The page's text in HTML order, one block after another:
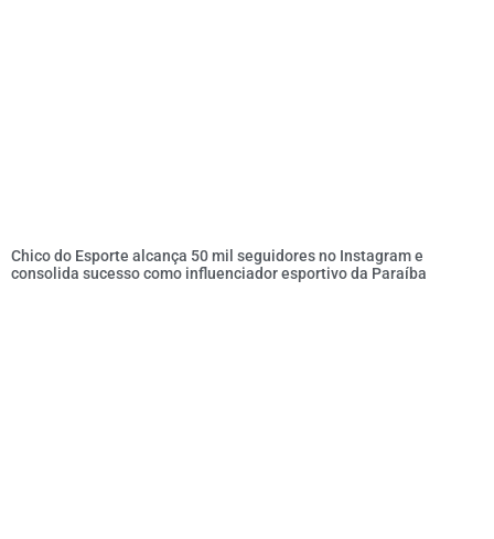
Chico do Esporte alcança 50 mil seguidores no Instagram e
consolida sucesso como influenciador esportivo da Paraíba